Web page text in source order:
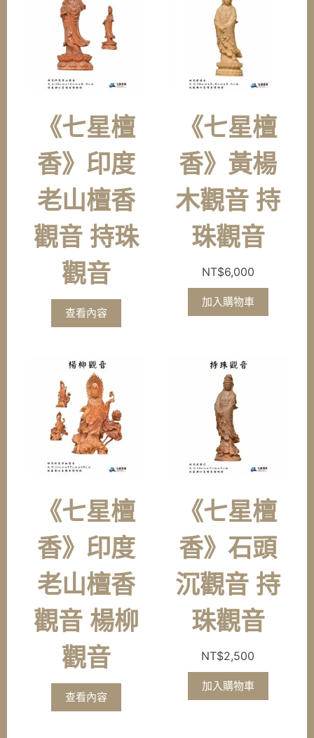
《七星檀
香》印度
老山檀香
觀音 持珠
觀音
查看內容
《七星檀
香》黃楊
木觀音 持
珠觀音
NT$6,000
加入購物車
《七星檀
香》印度
老山檀香
觀音 楊柳
觀音
查看內容
《七星檀
香》石頭
沉觀音 持
珠觀音
NT$2,500
加入購物車